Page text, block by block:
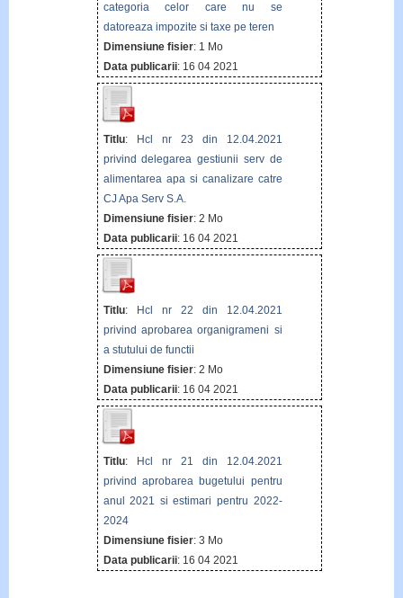
categoria celor care nu se
datoreaza impozite si taxe pe teren
Dimensiune fisier: 1 Mo
Data publicarii: 16 04 2021
Titlu: Hcl nr 23 din 12.04.2021
privind delegarea gestiunii serv de
alimentarea apa si canalizare catre
CJ Apa Serv S.A.
Dimensiune fisier: 2 Mo
Data publicarii: 16 04 2021
Titlu: Hcl nr 22 din 12.04.2021
privind aprobarea organigrameni si
a stutului de functii
Dimensiune fisier: 2 Mo
Data publicarii: 16 04 2021
Titlu:
Hcl nr 21 din 12.04.2021
privind aprobarea bugetului pentru
anul 2021 si estimari pentru 2022-
2024
Dimensiune fisier: 3 Mo
Data publicarii: 16 04 2021